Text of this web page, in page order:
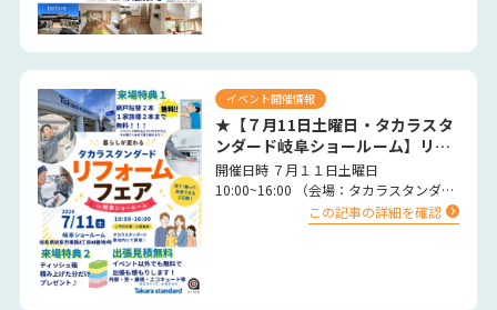
イベント開催情報
★【７月11日土曜日・タカラスタ
ンダード岐阜ショールーム】リフ
ォーム大特価 イベント開催決定
★
開催日時 ７月１１日土曜日
10:00~16:00 （会場：タカラスタンダー
ド岐阜ショールーム） …
この記事の詳細を確認